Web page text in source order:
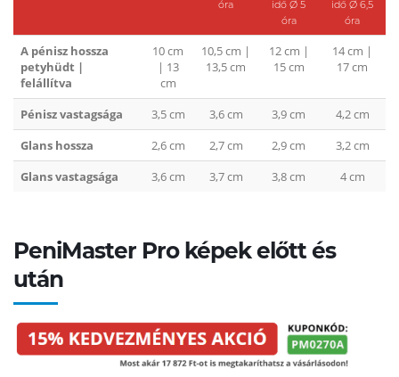
óra
idő Ø 5
óra
idő Ø 6,5
óra
A pénisz hossza
petyhüdt |
felállítva
10 cm
| 13
cm
10,5 cm |
13,5 cm
12 cm |
15 cm
14 cm |
17 cm
Pénisz vastagsága 3,5 cm 3,6 cm 3,9 cm
4,2 cm
Glans hossza
2,6 cm 2,7 cm 2,9 cm
3,2 cm
Glans vastagsága
3,6 cm 3,7 cm 3,8 cm 4 cm
PeniMaster Pro képek előtt és
után